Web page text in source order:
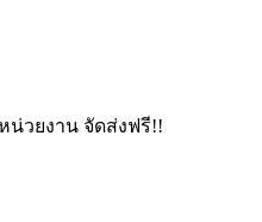
วยงาน จัดส่งฟรี!!